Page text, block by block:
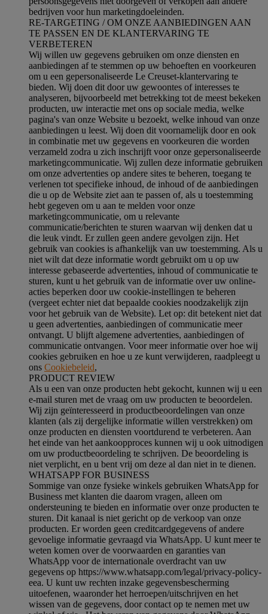
bedrijven voor hun marketingdoeleinden.
RE-TARGETING / OM ONZE AANBIEDINGEN AAN
TE PASSEN EN DE KLANTERVARING TE
VERBETEREN
Wij willen uw gegevens gebruiken om onze diensten en
aanbiedingen af te stemmen op uw behoeften en voorkeuren
om u een gepersonaliseerde Le Creuset-klantervaring te
bieden. Wij doen dit door uw gewoontes of interesses te
analyseren, bijvoorbeeld met betrekking tot de meest bekeken
producten, uw interactie met ons op sociale media, welke
pagina's van onze Website u bezoekt, welke inhoud van onze
aanbiedingen u leest. Wij doen dit voornamelijk door en ook
in combinatie met uw gegevens en voorkeuren die worden
verzameld zodra u zich inschrijft voor onze gepersonaliseerde
marketingcommunicatie. Wij zullen deze informatie gebruiken
om onze advertenties op andere sites te beheren, toegang te
verlenen tot specifieke inhoud, de inhoud of de aanbiedingen
die u op de Website ziet aan te passen of, als u toestemming
hebt gegeven om u aan te melden voor onze
marketingcommunicatie, om u relevante
communicatie/berichten te sturen waarvan wij denken dat u
die leuk vindt. Er zullen geen andere gevolgen zijn. Het
gebruik van cookies is afhankelijk van uw toestemming. Als u
niet wilt dat deze informatie wordt gebruikt om u op uw
interesse gebaseerde advertenties, inhoud of communicatie te
sturen, kunt u het gebruik van de informatie over uw online-
acties beperken door uw cookie-instellingen te beheren
(vergeet echter niet dat bepaalde cookies noodzakelijk zijn
voor het gebruik van de Website). Let op: dit betekent niet dat
u geen advertenties, aanbiedingen of communicatie meer
ontvangt. U blijft algemene advertenties, aanbiedingen of
communicatie ontvangen. Voor meer informatie over hoe wij
cookies gebruiken en hoe u ze kunt verwijderen, raadpleegt u
ons Cookiebeleid,
PRODUCT REVIEW
Als u een van onze producten hebt gekocht, kunnen wij u een
e-mail sturen met de vraag om uw producten te beoordelen.
Wij zijn geïnteresseerd in productbeoordelingen van onze
klanten (als zij dergelijke informatie willen verstrekken) om
onze producten en diensten voortdurend te verbeteren. Aan
het einde van het aankoopproces kunnen wij u ook uitnodigen
om uw productbeoordeling te schrijven. De beoordeling is
niet verplicht, en u bent vrij om deze al dan niet in te dienen.
WHATSAPP FOR BUSINESS
Sommige van onze fysieke winkels gebruiken WhatsApp for
Business met klanten die daarom vragen, alleen om
ondersteuning te bieden en informatie over onze producten te
sturen. Dit kanaal is niet gericht op de verkoop van onze
producten. Er worden geen creditcardgegevens of andere
gevoelige informatie gevraagd via WhatsApp. U kunt meer te
weten komen over de voorwaarden en garanties van
WhatsApp voor de internationale overdracht van uw
gegevens op https://www.whatsapp.com/legal/privacy-policy-
eea. U kunt uw rechten inzake gegevensbescherming
uitoefenen, waaronder het herroepen/uitschrijven en het
wissen van de gegevens, door contact op te nemen met uw